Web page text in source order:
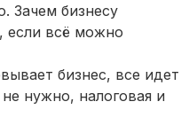
Зачем бизнесу
если всё можно
бизнес, все идет
нужно, налоговая и